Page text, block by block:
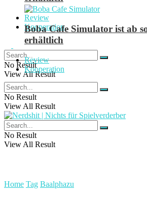
Review
Kooperation
No Result
View All Result
Boba Cafe Simulator ist ab
erhältlich
Review
Kooperation
No Result
View All Result
No Result
View All Result
Home Tag Baalphazu